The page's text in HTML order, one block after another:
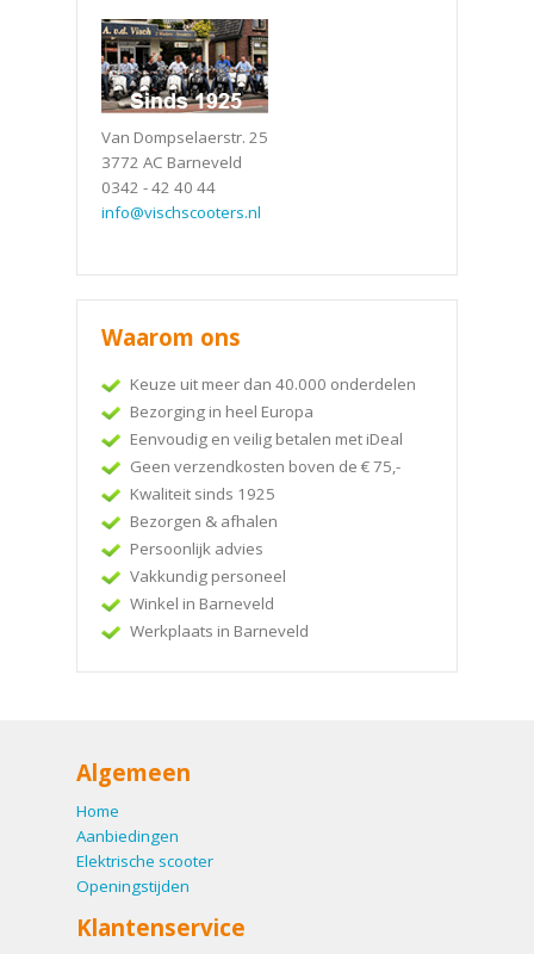
Van Dompselaerstr. 25
3772 AC Barneveld
0342 - 42 40 44
info@vischscooters.nl
Waarom ons
Keuze uit meer dan 40.000 onderdelen
Bezorging in heel Europa
Eenvoudig en veilig betalen met iDeal
Geen verzendkosten boven de € 75,-
Kwaliteit sinds 1925
Bezorgen & afhalen
Persoonlijk advies
Vakkundig personeel
Winkel in Barneveld
Werkplaats in Barneveld
Algemeen
Home
Aanbiedingen
Elektrische scooter
Openingstijden
Klantenservice